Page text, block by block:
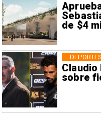
de $4
Claudio
sobre
DEPORTES